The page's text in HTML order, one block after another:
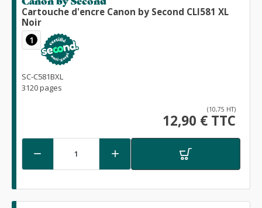
Cartouche d'encre Canon by Second CLI581 XL
Noir
1
SC-C581BXL
3120 pages
(10,75 HT)
12,90 € TTC
 